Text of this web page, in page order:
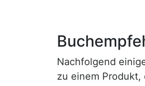
Nachfolgend
zu einem